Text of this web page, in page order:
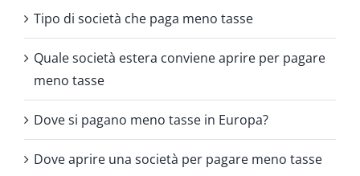
Tipo di società che paga meno tasse
Quale società estera conviene aprire per pagare
meno tasse
Dove si pagano meno tasse in Europa?
Dove aprire una società per pagare meno tasse